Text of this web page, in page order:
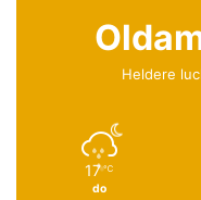
Heldere
17 ℃
do